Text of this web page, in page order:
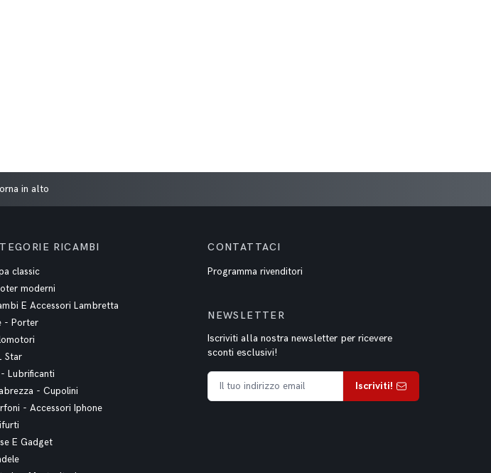
in alto
RICAMBI
classic
moderni
E Accessori Lambretta
- Porter
Star
Lubrificanti
- Cupolini
- Accessori Iphone
E Gadget
CONTATTACI
Programma rivenditori
NEWSLETTER
Iscriviti alla nostra newsletter per ricevere
sconti esclusivi!
Iscriviti!